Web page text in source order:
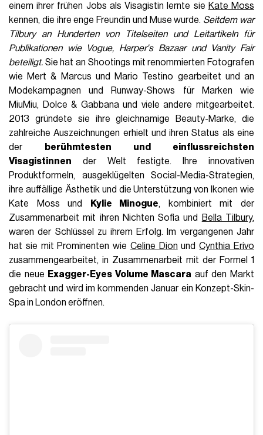
einem ihrer frühen Jobs als Visagistin lernte sie Kate Moss
kennen, die ihre enge Freundin und Muse wurde. Seitdem war
Tilbury an Hunderten von Titelseiten und Leitartikeln für
Publikationen wie
Vogue, Harper's Bazaarund Vanity Fair
beteiligt. Sie hat an Shootings mit renommierten Fotografen
wie Mert & Marcus und Mario Testino gearbeitet und an
Modekampagnen und Runway-Shows für Marken wie
MiuMiu, Dolce & Gabbana und viele andere mitgearbeitet.
2013 gründete sie ihre gleichnamige Beauty-Marke, die
zahlreiche Auszeichnungen erhielt und ihren Status als eine
der
berühmtesten und einflussreichsten
Visagistinnen der Welt festigte. Ihre innovativen
Produktformeln, ausgeklügelten Social-Media-Strategien,
ihre auffällige Ästhetik und die Unterstützung von Ikonen wie
Kate Moss und
Kylie Minogue, kombiniert mit der
Zusammenarbeit mit ihren Nichten Sofia und
Bella Tilbury,
waren der Schlüssel zu ihrem Erfolg. Im vergangenen Jahr
hat sie mit Prominenten wie Celine Dion undCynthia Erivo
zusammengearbeitet, in Zusammenarbeit mit der Formel 1
die neue Exagger-Eyes Volume Mascara auf den Markt
gebracht und wird im kommenden Januar ein Konzept-Skin-
Spa in London eröffnen.